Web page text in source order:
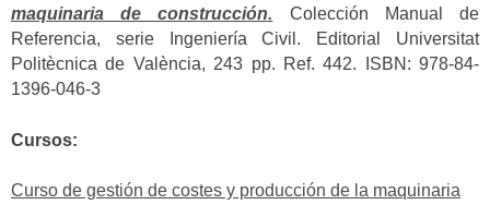
maquinaria de construcción. Colección Manual de
Referencia, serie Ingeniería Civil. Editorial Universitat
Politècnica de València, 243 pp. Ref. 442. ISBN: 978-84-
1396-046-3
Cursos:
Curso de gestión de costes y producción de la maquinaria